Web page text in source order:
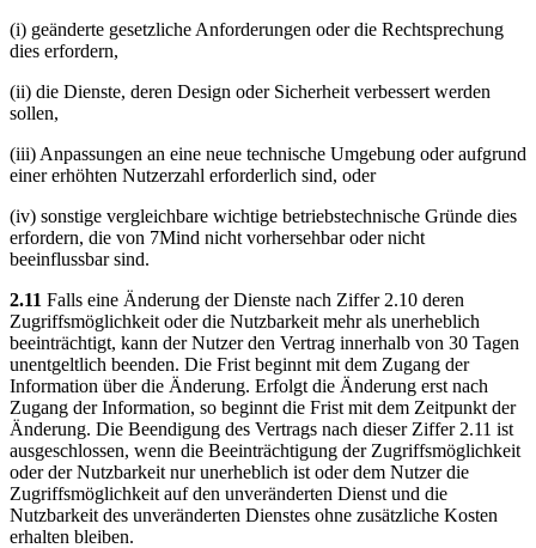
(i) geänderte gesetzliche Anforderungen oder die Rechtsprechung
dies erfordern,
(ii) die Dienste, deren Design oder Sicherheit verbessert werden
sollen,
(iii) Anpassungen an eine neue technische Umgebung oder aufgrund
einer erhöhten Nutzerzahl erforderlich sind, oder
(iv) sonstige vergleichbare wichtige betriebstechnische Gründe dies
erfordern, die von 7Mind nicht vorhersehbar oder nicht
beeinflussbar sind.
2.11 Falls eine Änderung der Dienste nach Ziffer 2.10 deren
Zugriffsmöglichkeit oder die Nutzbarkeit mehr als unerheblich
beeinträchtigt, kann der Nutzer den Vertrag innerhalb von 30 Tagen
unentgeltlich beenden. Die Frist beginnt mit dem Zugang der
Information über die Änderung. Erfolgt die Änderung erst nach
Zugang der Information, so beginnt die Frist mit dem Zeitpunkt der
Änderung. Die Beendigung des Vertrags nach dieser Ziffer 2.11 ist
ausgeschlossen, wenn die Beeinträchtigung der Zugriffsmöglichkeit
oder der Nutzbarkeit nur unerheblich ist oder dem Nutzer die
Zugriffsmöglichkeit auf den unveränderten Dienst und die
Nutzbarkeit des unveränderten Dienstes ohne zusätzliche Kosten
erhalten bleiben.